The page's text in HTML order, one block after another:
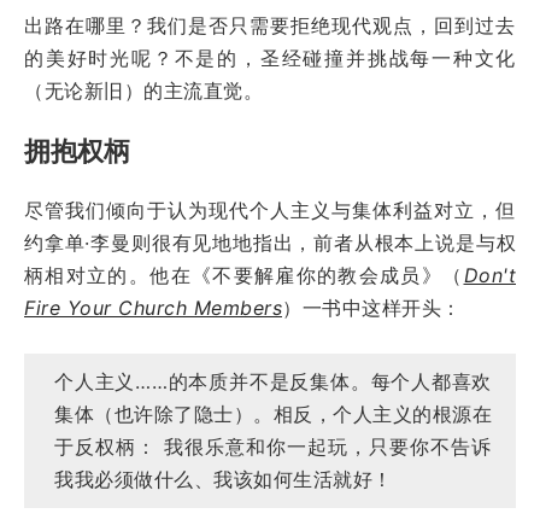
出路在哪里？我们是否只需要拒绝现代观点，回到过去
的美好时光呢？不是的，圣经碰撞并挑战每一种文化
（无论新旧）的主流直觉。
拥抱权柄
尽管我们倾向于认为现代个人主义与集体利益对立，但
约拿单·李曼则很有见地地指出，前者从根本上说是与权
柄相对立的。他在《不要解雇你的教会成员》（ Don't
Fire Your Church Members）一书中这样开头：
个人主义……的本质并不是反集体。每个人都喜欢
集体（也许除了隐士）。相反，个人主义的根源在
于反权柄： 我很乐意和你一起玩，只要你不告诉
我我必须做什么、我该如何生活就好！